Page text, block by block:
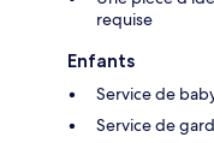
requise
Enfants
Service de
Service de